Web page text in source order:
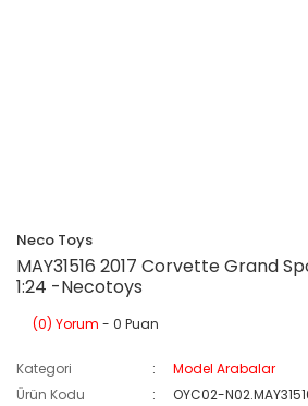
Neco Toys
MAY31516 2017 Corvette Grand
1:24 -Necotoys
(0) Yorum - 0 Puan
Kategori
Model Arabalar
Ürün Kodu
OYC02-